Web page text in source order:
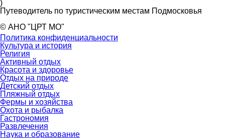
Путеводитель по туристическим местам Подмосковья
© АНО "ЦРТ МО"
Политика конфиденциальности
Культура и история
Религия
Активный отдых
Красота и здоровье
Отдых на природе
Детский отдых
Пляжный отдых
Фермы и хозяйства
Охота и рыбалка
Гастрономия
Развлечения
Наука и образование